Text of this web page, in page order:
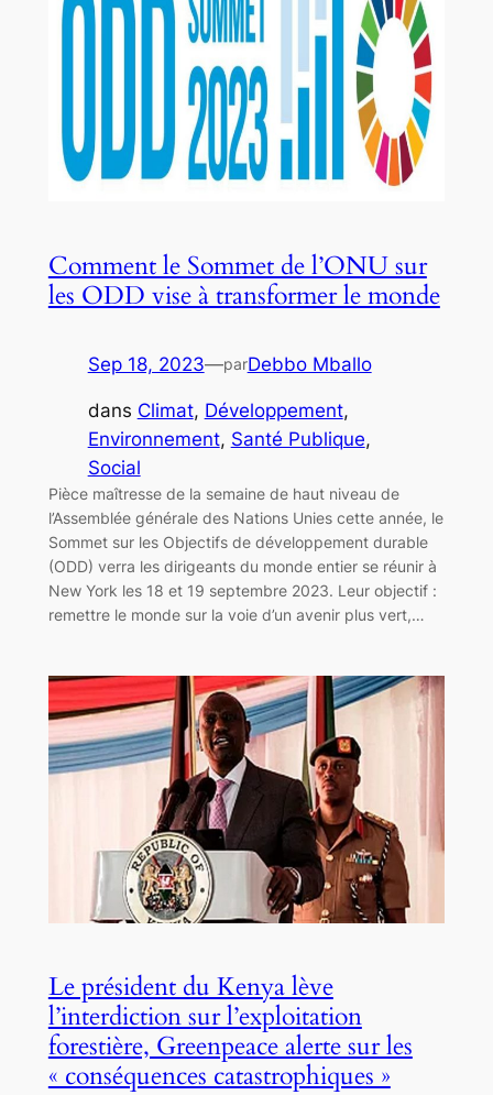
Comment le Sommet de l’ONU sur
les ODD vise à transformer le monde
Sep 18, 2023—parDebbo Mballo
dans Climat, Développement
Environnement, Santé Publique
Social
Pièce maîtresse de la semaine de haut niveau de
l’Assemblée générale des Nations Unies cette année, le
Sommet sur les Objectifs de développement durable
(ODD) verra les dirigeants du monde entier se réunir à
New York les 18 et 19 septembre 2023. Leur objectif :
remettre le monde sur la voie d’un avenir plus vert,…
Le président du Kenya lève
l’interdiction sur l’exploitation
forestière, Greenpeace alerte sur les
« conséquences catastrophiques »